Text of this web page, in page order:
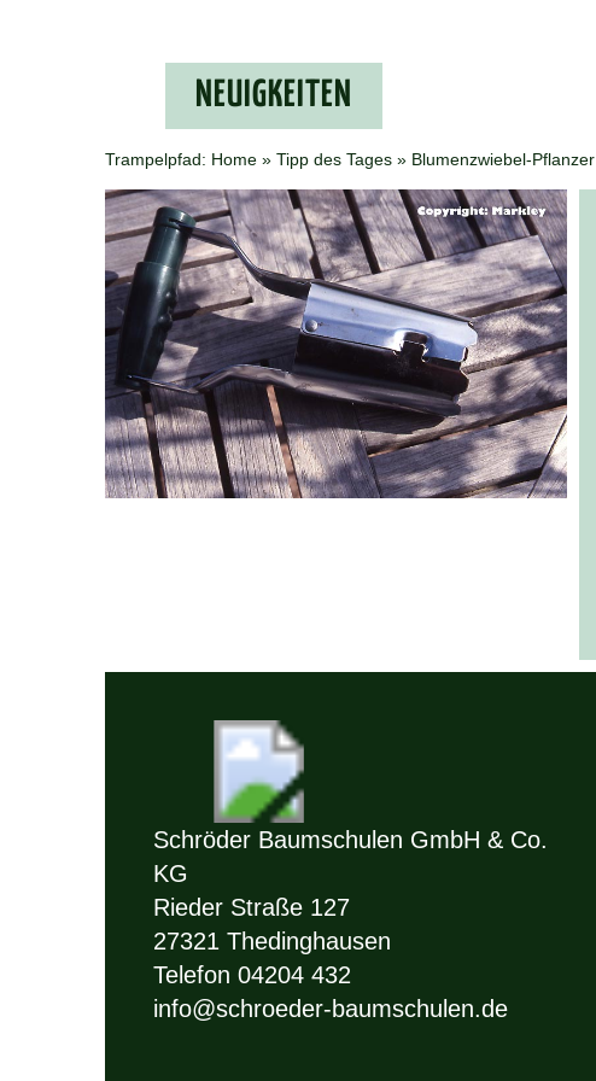
NEU­IG­KEI­TEN
Trampelpfad: Home » Tipp des Tages » Blumenzwiebel-Pflanzer
Schröder Baumschulen GmbH & Co.
KG
Rieder Straße 127
27321 Thedinghausen
Telefon 04204 432
info@schroeder-baumschulen.de